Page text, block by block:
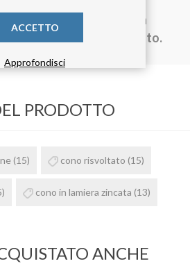
in lamiera zincata
400 mm, con risvolto.
PRODOTTO
(15) cono risvoltato (15)
cono in lamiera zincata (13)
ANCHE
ACCETTO
Approfondisci